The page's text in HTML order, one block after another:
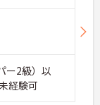
ー2級）以
経験可